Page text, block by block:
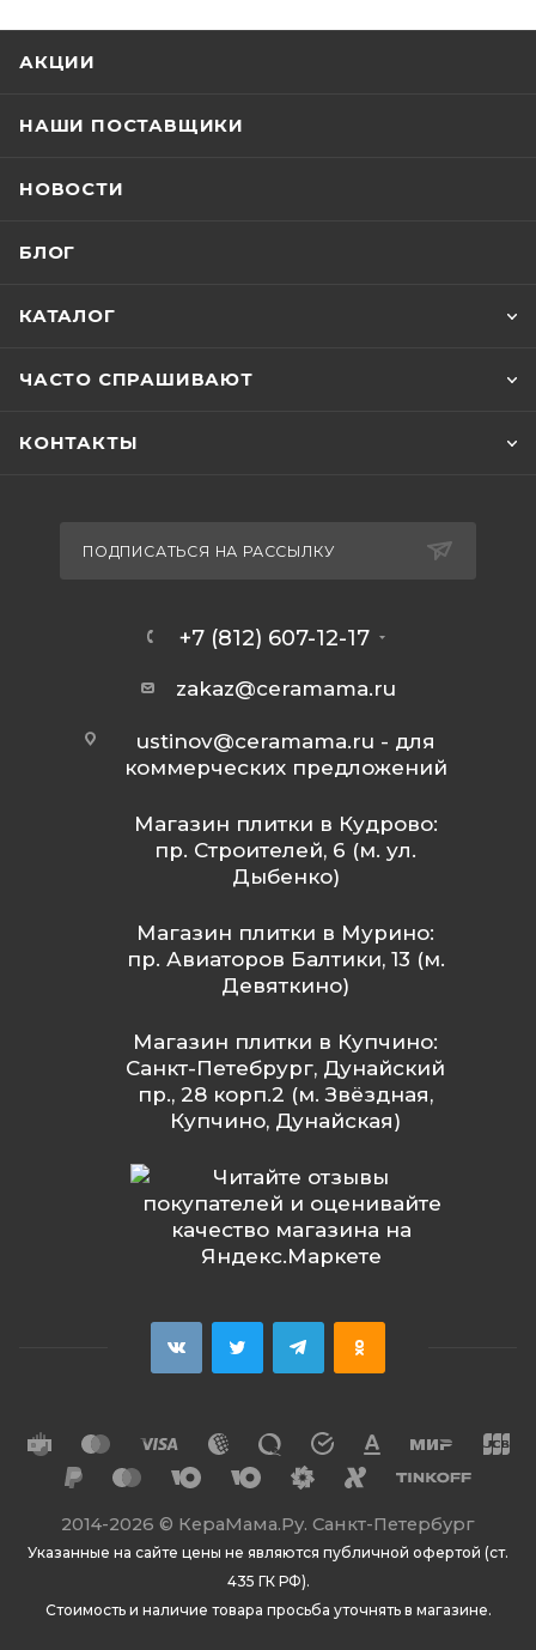
АКЦИИ
НАШИ ПОСТАВЩИКИ
НОВОСТИ
БЛОГ
КАТАЛОГ
ЧАСТО СПРАШИВАЮТ
КОНТАКТЫ
ПОДПИСАТЬСЯ НА РАССЫЛКУ
+7 (812) 607-12-17
zakaz@ceramama.ru
ustinov@ceramama.ru - для
коммерческих предложений
Магазин плитки в Кудрово:
пр. Строителей, 6 (м. ул.
Дыбенко)
Магазин плитки в Мурино:
пр. Авиаторов Балтики, 13 (м.
Девяткино)
Магазин плитки в Купчино:
Санкт-Петебрург, Дунайский
пр., 28 корп.2 (м. Звёздная,
Купчино, Дунайская)
2014-2026 © КераМама.Ру. Санкт-Петербург
Указанные на сайте цены не являются публичной офертой (ст.
435 ГК РФ).
Стоимость и наличие товара просьба уточнять в магазине.